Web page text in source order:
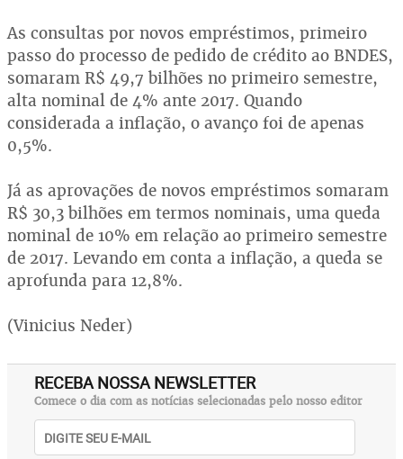
As consultas por novos empréstimos, primeiro
passo do processo de pedido de crédito ao BNDES,
somaram R$ 49,7 bilhões no primeiro semestre,
alta nominal de 4% ante 2017. Quando
considerada a inflação, o avanço foi de apenas
0,5%.
Já as aprovações de novos empréstimos somaram
R$ 30,3 bilhões em termos nominais, uma queda
nominal de 10% em relação ao primeiro semestre
de 2017. Levando em conta a inflação, a queda se
aprofunda para 12,8%.
(Vinicius Neder)
RECEBA NOSSA NEWSLETTER
Comece o dia com as notícias selecionadas pelo nosso editor